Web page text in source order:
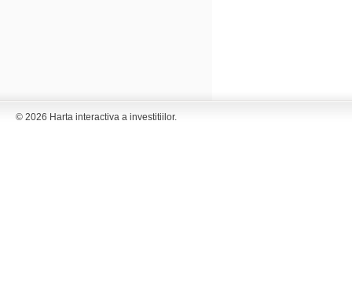
© 2026 Harta interactiva a investitiilor.